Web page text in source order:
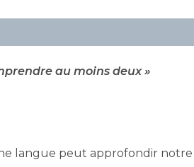
au moins deux »
langue peut approfondir notre